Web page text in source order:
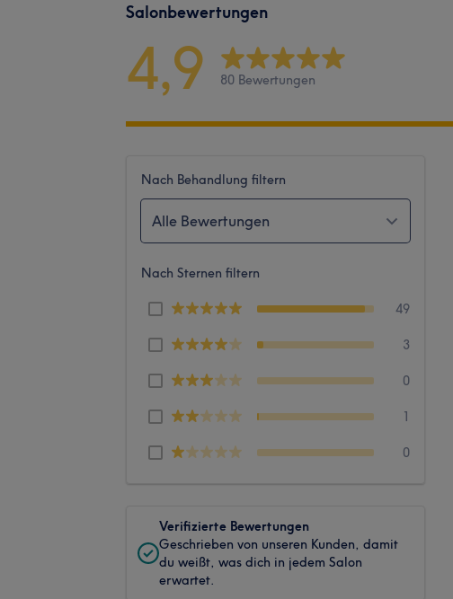
Salonbewertungen
4,9 80 Bewertungen
Nach Behandlung filtern
Alle Bewertungen
Nach Sternen filtern
49
3
0
1
0
Verifizierte Bewertungen
Geschrieben von unseren Kunden, damit
du weißt, was dich in jedem Salon
erwartet.